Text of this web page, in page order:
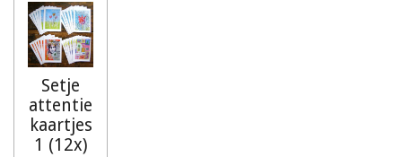
Setje
attentie
kaartjes
1 (12x)